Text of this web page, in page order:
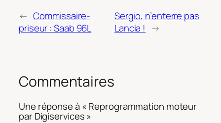
← Commissaire-
priseur : Saab 96L
Sergio, n’enterre pas
Lancia ! →
Commentaires
Une réponse à « Reprogrammation moteur
par Digiservices »